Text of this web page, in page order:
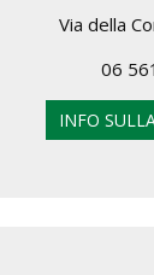
Via della
06
INFO